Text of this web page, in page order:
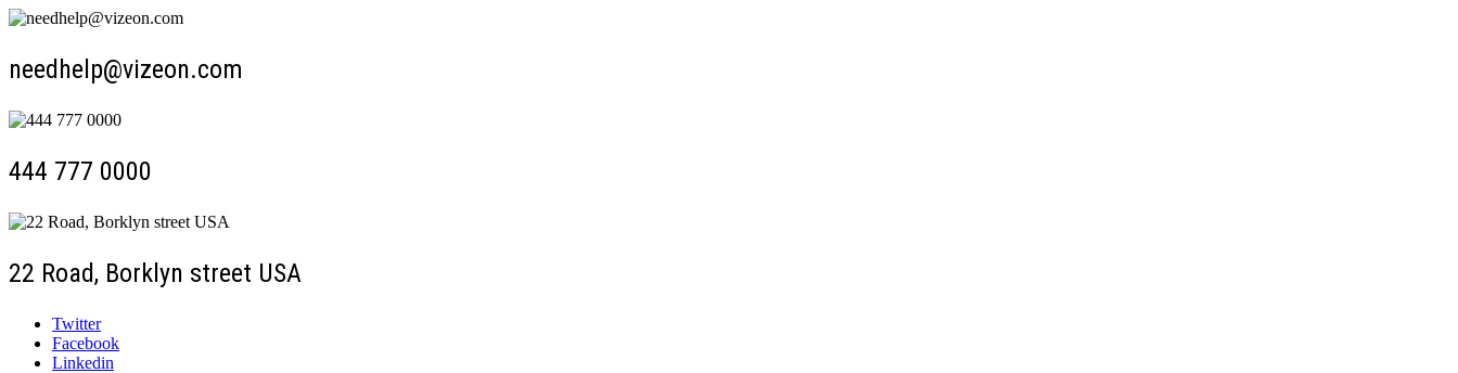
needhelp@vizeon.com
444 777 0000
22 Road, Borklyn street USA
Twitter
Facebook
Linkedin